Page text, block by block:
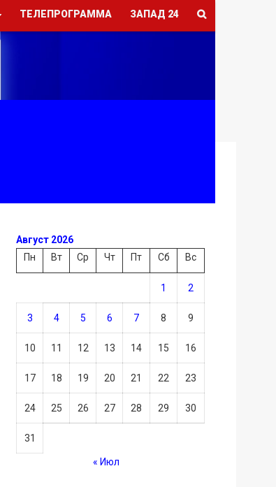
ТЕЛЕПРОГРАММА ЗАПАД 24
Август 2026
Пн
Вт Ср Чт Пт Сб Вс
1 2
3 4 5 6 7 8 9
10 11 12 13 14 15 16
17 18 19 20 21 22 23
24 25 26 27 28 29 30
31
« Июл